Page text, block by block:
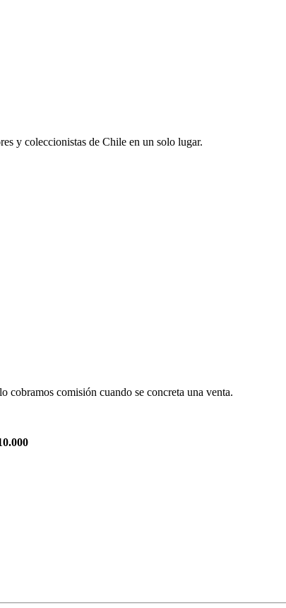
y coleccionistas de Chile en un solo lugar.
cobramos comisión cuando se concreta una venta.